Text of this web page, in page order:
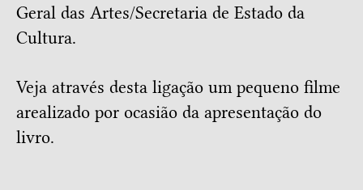
Geral das Artes/Secretaria de Estado da
Cultura.
Veja através desta ligação um pequeno filme
arealizado por ocasião da apresentação do
livro.